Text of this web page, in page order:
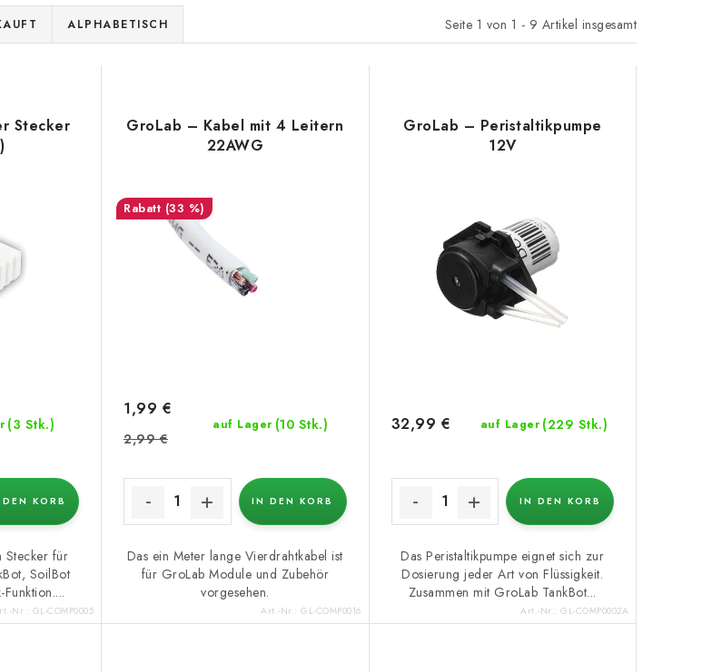
Seite 1 von 1 - 9 Artikel insgesamt
ALPHABETISCH
Stecker
(3 Stk.)
KORB
Stecker für
SoilBot
Nr.: GL-COMP0005
GroLab – Kabel mit 4 Leitern
22AWG
(33 %)
auf Lager (10 Stk.)
1,99 €
2,99 €
IN DEN KORB
Das ein Meter lange Vierdrahtkabel ist
für GroLab Module und Zubehör
vorgesehen.
Art.-Nr.: GL-COMP0016
GroLab – Peristaltikpumpe
12V
auf Lager (229 Stk.)
32,99 €
IN DEN KORB
Das Peristaltikpumpe eignet sich zur
Dosierung jeder Art von Flüssigkeit.
Zusammen mit GroLab TankBot...
Art.-Nr.: GL-COMP0002A